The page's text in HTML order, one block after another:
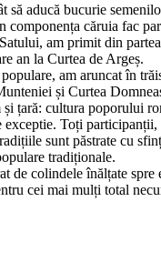
să aducă bucurie
căruia fac
am primit din
an la Curtea de Argeș.
am aruncat
și Curtea
și țară: cultura poporului
Toți
sunt păstrate cu
tradiționale.
de colindele înălțate
cei mai mulți total